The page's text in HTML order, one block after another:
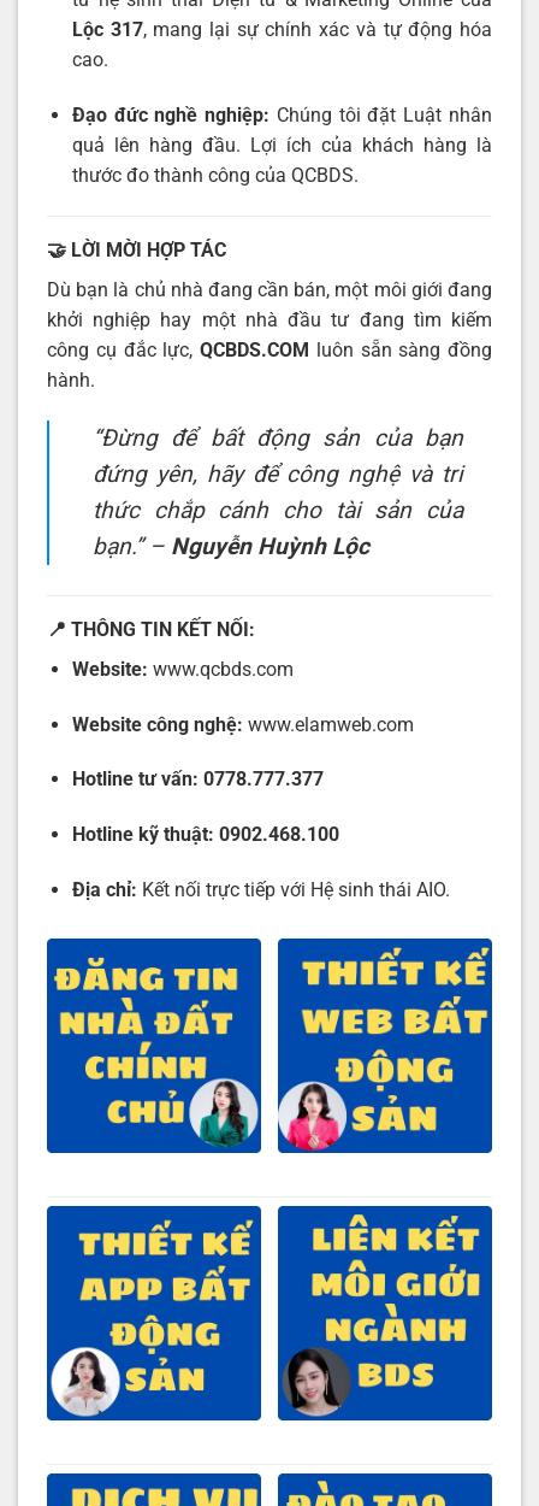
Lộc 317, mang lại sự chính xác và tự động hóa
cao.
Đạo đức nghề nghiệp: Chúng tôi đặt Luật nhân
quả lên hàng đầu. Lợi ích của khách hàng là
thước đo thành công của QCBDS.
🤝 LỜI MỜI HỢP TÁC
Dù bạn là chủ nhà đang cần bán, một môi giới đang
khởi nghiệp hay một nhà đầu tư đang tìm kiếm
công cụ đắc lực, QCBDS.COM luôn sẵn sàng đồng
hành.
“Đừng để bất động sản của bạn
đứng yên, hãy để công nghệ và tri
thức chắp cánh cho tài sản của
bạn.”– Nguyễn Huỳnh Lộc
📍 THÔNG TIN KẾT NỐI:
Website: www.qcbds.com
Website công nghệ: www.elamweb.com
Hotline tư vấn: 0778.777.377
Hotline kỹ thuật: 0902.468.100
Địa chỉ: Kết nối trực tiếp với Hệ sinh thái AIO.